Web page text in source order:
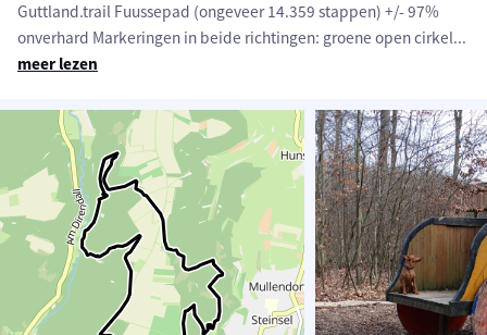
Guttland.trail Fuussepad (ongeveer 14.359 stappen) +/- 97%
onverhard Markeringen in beide richtingen: groene open cirkel...
meer lezen